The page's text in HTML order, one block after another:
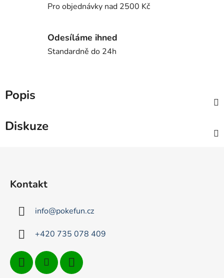
Pro objednávky nad 2500 Kč
Odesíláme ihned
Standardně do 24h
Popis
Diskuze
Kontakt
info@pokefun.cz
+420 735 078 409